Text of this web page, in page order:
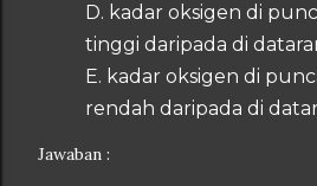
D. kadar oksigen di
tinggi daripada di
E. kadar oksigen di
rendah daripada di
Jawaban :